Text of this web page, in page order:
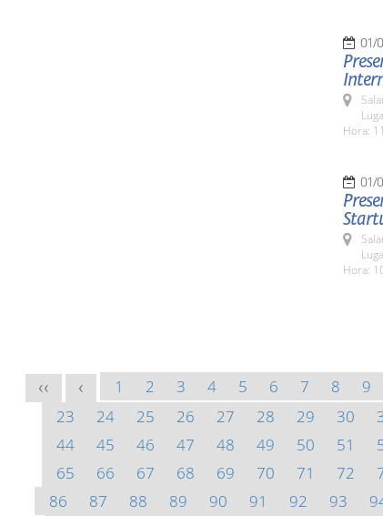
01/
Hora:
01/
Hora:
<< < 1 2 3 4 5 6 7 8 9
23
24 25 26 27 28 29 30
44
45 46 47 48 49 50 51
65
66 67 68 69 70 71 72
86
87 88 89 90 91 92 93